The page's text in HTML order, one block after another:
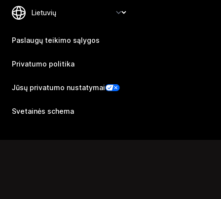
Paslaugų teikimo sąlygos
Privatumo politika
Jūsų privatumo nustatymai
Svetainės schema